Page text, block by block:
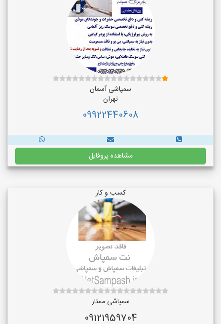
سمپاشی آسمان
تهران
09922440608
مشاهده پروفایل
کسب و کار
سمپاشی ممتاز
09121959704